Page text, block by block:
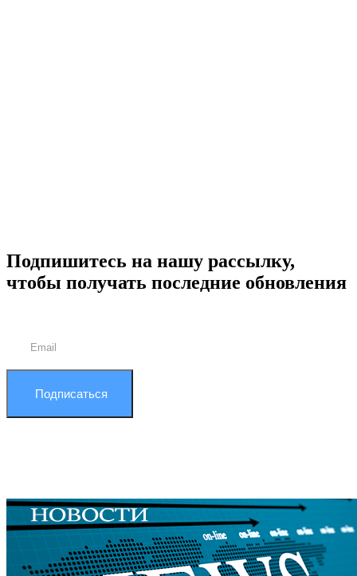
Подпишитесь на нашу рассылку,
чтобы получать последние обновления
Подписаться